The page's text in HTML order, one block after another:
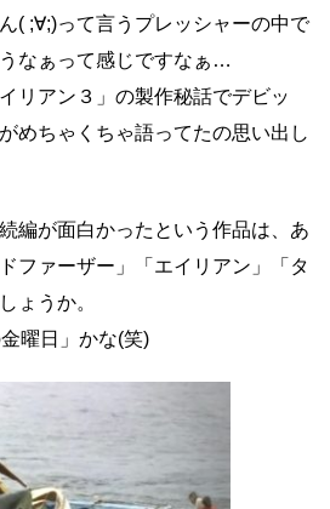
( ;∀;)って言うプレッシャーの中で
なぁって感じですなぁ…
リアン３」の製作秘話でデビッ
めちゃくちゃ語ってたの思い出し
編が面白かったという作品は、あ
ファーザー」「エイリアン」「タ
ょうか。
曜日」かな(笑)